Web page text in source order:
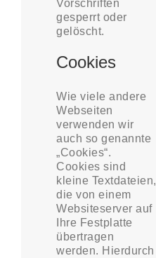
Vorschriften
gesperrt oder
gelöscht.
Cookies
Wie viele andere
Webseiten
verwenden wir
auch so genannte
„Cookies“.
Cookies sind
kleine Textdateien,
die von einem
Websiteserver auf
Ihre Festplatte
übertragen
werden. Hierdurch